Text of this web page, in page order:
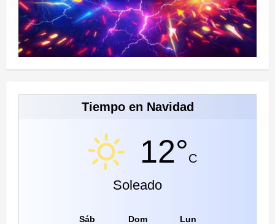
Tiempo en Navidad
12°C
Soleado
Sáb Dom Lun